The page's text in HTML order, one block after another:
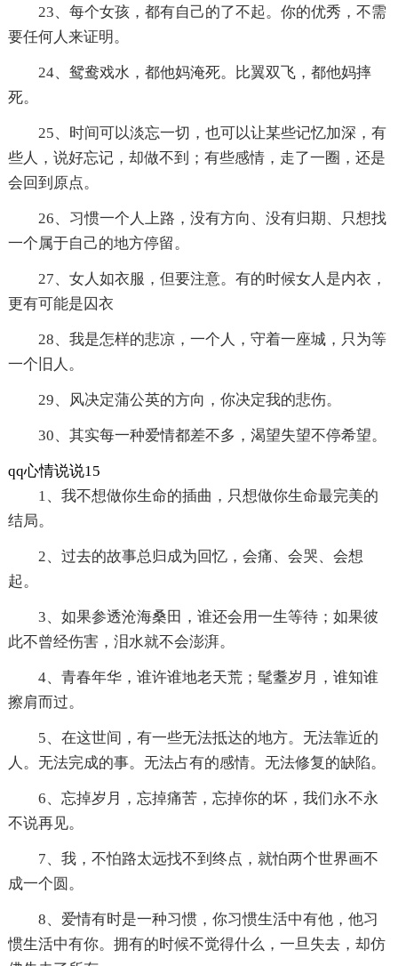
23、每个女孩，都有自己的了不起。你的优秀，不需
要任何人来证明。
24、鸳鸯戏水，都他妈淹死。比翼双飞，都他妈摔
死。
25、时间可以淡忘一切，也可以让某些记忆加深，有
些人，说好忘记，却做不到；有些感情，走了一圈，还是
会回到原点。
26、习惯一个人上路，没有方向、没有归期、只想找
一个属于自己的地方停留。
27、女人如衣服，但要注意。有的时候女人是内衣，
更有可能是囚衣
28、我是怎样的悲凉，一个人，守着一座城，只为等
一个旧人。
29、风决定蒲公英的方向，你决定我的悲伤。
30、其实每一种爱情都差不多，渴望失望不停希望。
qq心情说说15
1、我不想做你生命的插曲，只想做你生命最完美的
结局。
2、过去的故事总归成为回忆，会痛、会哭、会想
起。
3、如果参透沧海桑田，谁还会用一生等待；如果彼
此不曾经伤害，泪水就不会澎湃。
4、青春年华，谁许谁地老天荒；髦耋岁月，谁知谁
擦肩而过。
5、在这世间，有一些无法抵达的地方。无法靠近的
人。无法完成的事。无法占有的感情。无法修复的缺陷。
6、忘掉岁月，忘掉痛苦，忘掉你的坏，我们永不永
不说再见。
7、我，不怕路太远找不到终点，就怕两个世界画不
成一个圆。
8、爱情有时是一种习惯，你习惯生活中有他，他习
惯生活中有你。拥有的时候不觉得什么，一旦失去，却仿